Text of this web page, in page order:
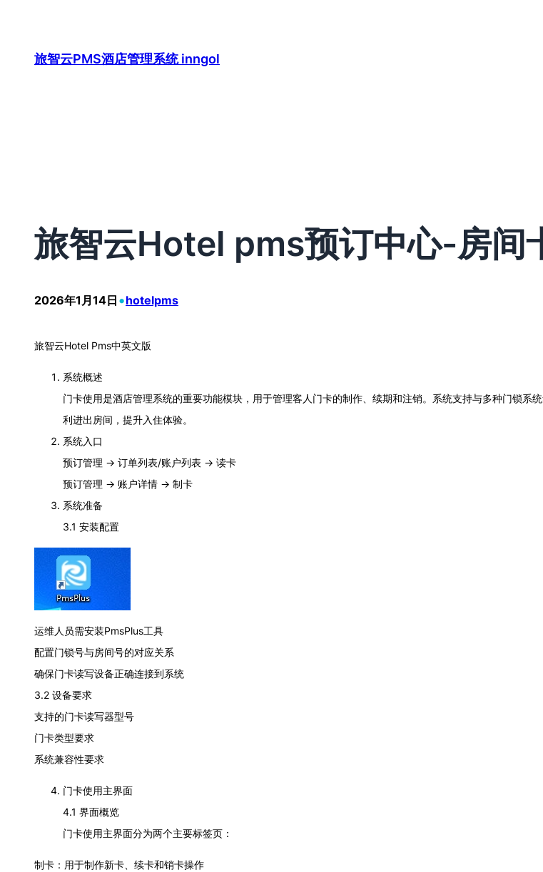
旅智云PMS酒店管理系统 inngol
旅智云Hotel pms预订中心-房间
2026年1月14日 •hotelpms
旅智云Hotel Pms中英文版
系统概述
门卡使用是酒店管理系统的重要功能模块，用于管理客人门卡的制作、续期和注销。系统支持与多种门锁
利进出房间，提升入住体验。
系统入口
预订管理 → 订单列表/账户列表 → 读卡
预订管理 → 账户详情 → 制卡
系统准备
3.1 安装配置
运维人员需安装PmsPlus工具
配置门锁号与房间号的对应关系
确保门卡读写设备正确连接到系统
3.2 设备要求
支持的门卡读写器型号
门卡类型要求
系统兼容性要求
门卡使用主界面
4.1 界面概览
门卡使用主界面分为两个主要标签页：
制卡：用于制作新卡、续卡和销卡操作